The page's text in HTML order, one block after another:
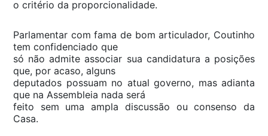
o critério da proporcionalidade.
Parlamentar com fama de bom articulador, Coutinho
tem confidenciado que
só não admite associar sua candidatura a posições
que, por acaso, alguns
deputados possuam no atual governo, mas adianta
que na Assembleia nada será
feito sem uma ampla discussão ou consenso da
Casa.